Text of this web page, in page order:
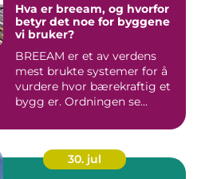
Hva er breeam, og hvorfor
betyr det noe for byggene
vi bruker?
BREEAM er et av verdens
mest brukte systemer for å
vurdere hvor bærekraftig et
bygg er. Ordningen se...
30. jul